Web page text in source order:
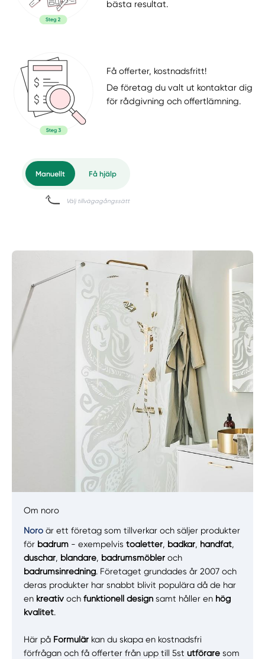
bästa resultat.
Få offerter, kostnadsfritt!
De företag du valt ut kontaktar dig
för rådgivning och offertlämning.
Få hjälp
Välj tillvägagångssätt
Om noro
Noro är ett företag som tillverkar och säljer produkter
för badrum - exempelvistoaletter, badkar, handfat,
duschar, blandare, badrumsmöbleroch
badrumsinredning. Företaget grundades år 2007 och
deras produkter har snabbt blivit populära då de har
en kreativochfunktionell design samt håller en hög
kvalitet.
Här på Formulär kan du skapa en kostnadsfri
förfrågan och få offerter från upp till 5stutförare som